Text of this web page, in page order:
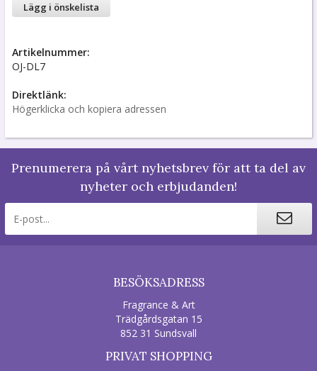
Lägg i önskelista
Artikelnummer:
OJ-DL7
Direktlänk:
Högerklicka och kopiera adressen
Prenumerera på vårt nyhetsbrev för att ta del av
nyheter och erbjudanden!
BESÖKSADRESS
Fragrance & Art
Trädgårdsgatan 15
852 31 Sundsvall
PRIVAT SHOPPING